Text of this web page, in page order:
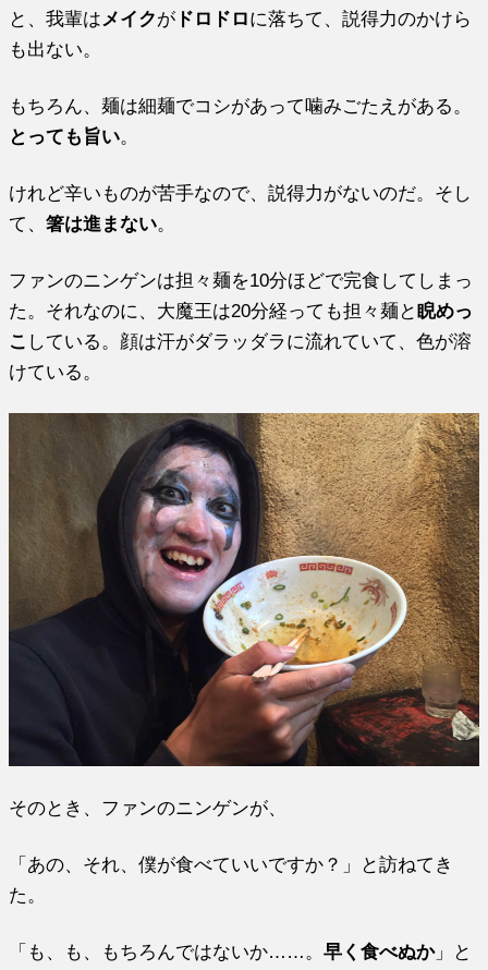
と、我輩は メイクが ドロドロに落ちて、説得力のかけら
も出ない。
もちろん、麺は細麺でコシがあって噛みごたえがある。
とっても旨い。
けれど辛いものが苦手なので、説得力がないのだ。そし
て、箸は進まない。
ファンのニンゲンは担々麺を10分ほどで完食してしまっ
た。それなのに、大魔王は20分経っても担々麺と睨めっ
こ している。顔は汗がダラッダラに流れていて、色が溶
けている。
そのとき、ファンのニンゲンが、
「あの、それ、僕が食べていいですか？」と訪ねてき
た。
「も、も、もちろんではないか……。早く食べぬか」と